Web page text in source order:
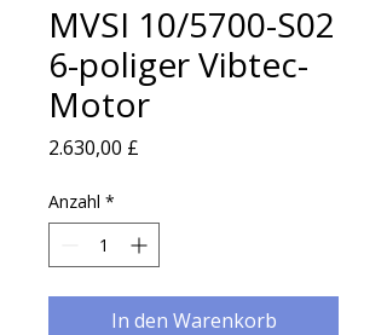
MVSI 10/5700-S02
6-poliger Vibtec-
Motor
2.630,00 £
Anzahl *
In den Warenkorb